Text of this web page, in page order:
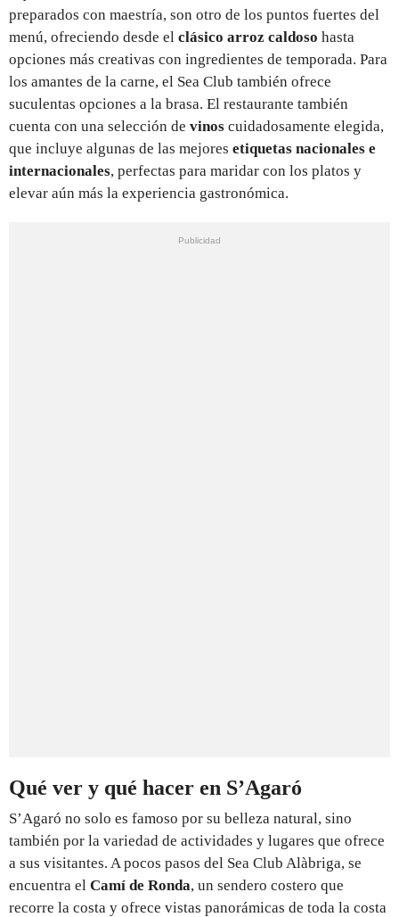
preparados con maestría, son otro de los puntos fuertes del
menú, ofreciendo desde el clásico arroz caldoso hasta
opciones más creativas con ingredientes de temporada. Para
los amantes de la carne, el Sea Club también ofrece
suculentas opciones a la brasa. El restaurante también
cuenta con una selección de vinos cuidadosamente elegida,
que incluye algunas de las mejores etiquetas nacionales e
internacionales, perfectas para maridar con los platos y
elevar aún más la experiencia gastronómica.
Qué ver y qué hacer en S’Agaró
S’Agaró no solo es famoso por su belleza natural, sino
también por la variedad de actividades y lugares que ofrece
a sus visitantes. A pocos pasos del Sea Club Alàbriga, se
encuentra el Camí de Ronda, un sendero costero que
recorre la costa y ofrece vistas panorámicas de toda la costa